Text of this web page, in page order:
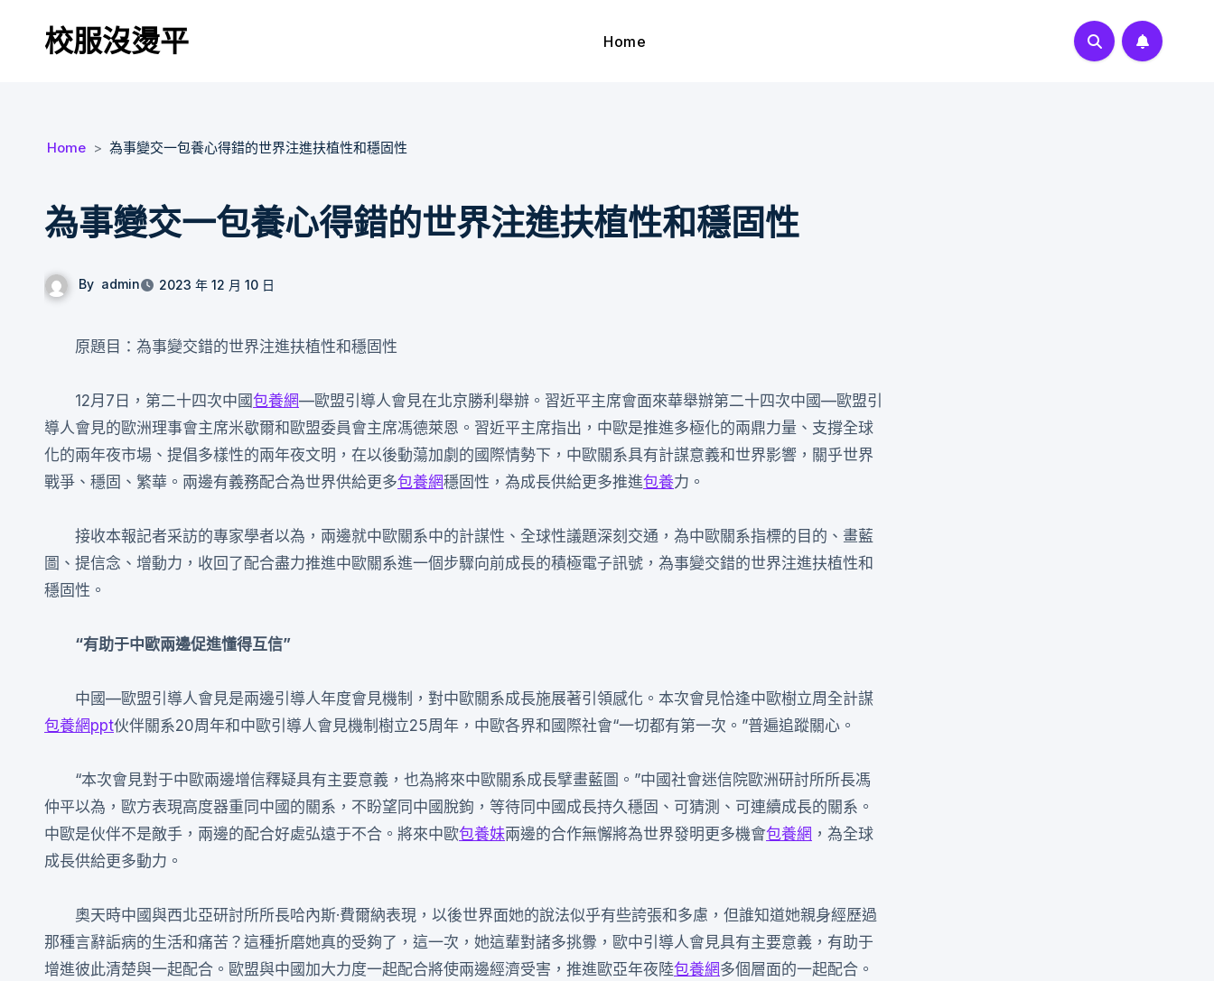
校服沒燙平 Home
Home 為事變交一包養心得錯的世界注進扶植性和穩固性
為事變交一包養心得錯的世界注進扶植性和穩固性
By admin 2023 年 12 月 10 日
原題目：為事變交錯的世界注進扶植性和穩固性
12月7日，第二十四次中國包養網—歐盟引導人會見在北京勝利舉辦。習近平主席會面來華舉辦第二十四次中國—歐盟引
導人會見的歐洲理事會主席米歇爾和歐盟委員會主席馮德萊恩。習近平主席指出，中歐是推進多極化的兩鼎力量、支撐全球
化的兩年夜市場、提倡多樣性的兩年夜文明，在以後動蕩加劇的國際情勢下，中歐關系具有計謀意義和世界影響，關乎世界
戰爭、穩固、繁華。兩邊有義務配合為世界供給更多包養網穩固性，為成長供給更多推進包養力。
接收本報記者采訪的專家學者以為，兩邊就中歐關系中的計謀性、全球性議題深刻交通，為中歐關系指標的目的、畫藍
圖、提信念、增動力，收回了配合盡力推進中歐關系進一個步驟向前成長的積極電子訊號，為事變交錯的世界注進扶植性和
穩固性。
“有助于中歐兩邊促進懂得互信”
中國—歐盟引導人會見是兩邊引導人年度會見機制，對中歐關系成長施展著引領感化。本次會見恰逢中歐樹立周全計謀
包養網ppt伙伴關系20周年和中歐引導人會見機制樹立25周年，中歐各界和國際社會“一切都有第一次。”普遍追蹤關心。
“本次會見對于中歐兩邊增信釋疑具有主要意義，也為將來中歐關系成長擘畫藍圖。”中國社會迷信院歐洲研討所所長馮
仲平以為，歐方表現高度器重同中國的關系，不盼望同中國脫鉤，等待同中國成長持久穩固、可猜測、可連續成長的關系。
中歐是伙伴不是敵手，兩邊的配合好處弘遠于不合。將來中歐包養妹兩邊的合作無懈將為世界發明更多機會包養網 ，為全球
成長供給更多動力。
奧天時中國與西北亞研討所所長哈內斯·費爾納表現，以後世界面她的說法似乎有些誇張和多慮，但誰知道她親身經歷過
那種言辭詬病的生活和痛苦？這種折磨她真的受夠了，這一次，她這輩對諸多挑釁，歐中引導人會見具有主要意義，有助于
增進彼此清楚與一起配合。歐盟與中國加大力度一起配合將使兩邊經濟受害，推進歐亞年夜陸包養網多個層面的一起配合。